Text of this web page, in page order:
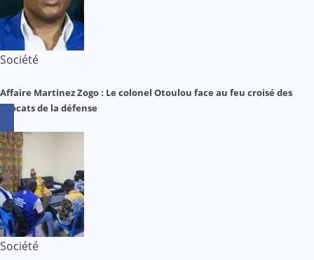
Société
Affaire Martinez Zogo : Le colonel Otoulou face au feu croisé des
avocats de la défense
Société